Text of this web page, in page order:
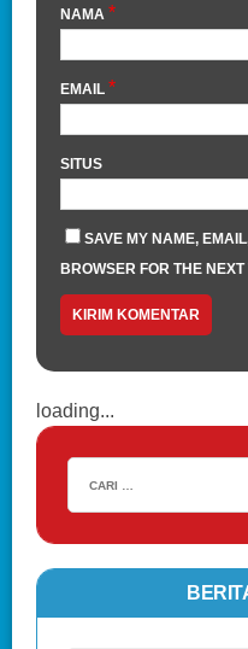
NAMA *
EMAIL *
SITUS
SAVE MY NAME,
BROWSER FOR THE NEXT
loading...